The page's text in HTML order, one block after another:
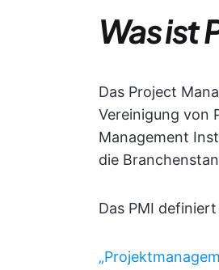
Was ist
Das Project
Vereinigung von
Management
die
Das PMI